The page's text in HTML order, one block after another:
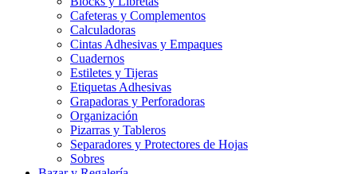
Cafeteras y Complementos
Calculadoras
Cintas Adhesivas y Empaques
Cuadernos
Estiletes y Tijeras
Etiquetas Adhesivas
Grapadoras y Perforadoras
Organización
Pizarras y Tableros
Separadores y Protectores de Hojas
Sobres